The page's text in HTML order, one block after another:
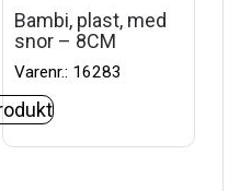
Bambi, plast, med
snor – 8CM
Varenr.: 16283